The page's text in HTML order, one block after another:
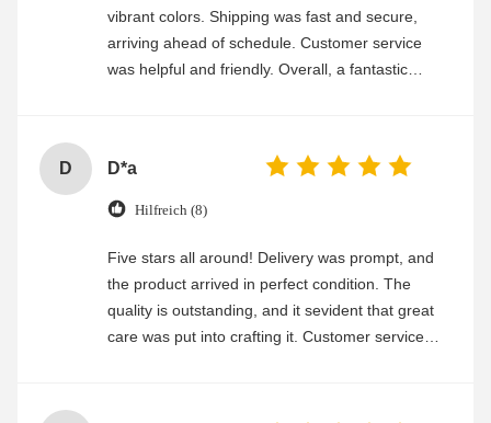
vibrant colors. Shipping was fast and secure,
arriving ahead of schedule. Customer service
was helpful and friendly. Overall, a fantastic
D D*a
Hilfreich (8)
Five stars all around! Delivery was prompt, and
the product arrived in perfect condition. The
quality is outstanding, and it sevident that great
care was put into crafting it. Customer service